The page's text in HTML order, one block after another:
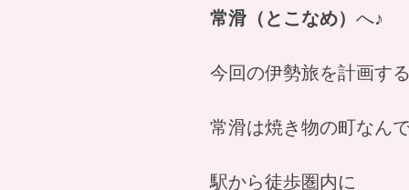
常滑（とこなめ） へ♪
今回の伊勢旅を計画す
常滑は焼き物の町なん
駅から徒歩圏内に